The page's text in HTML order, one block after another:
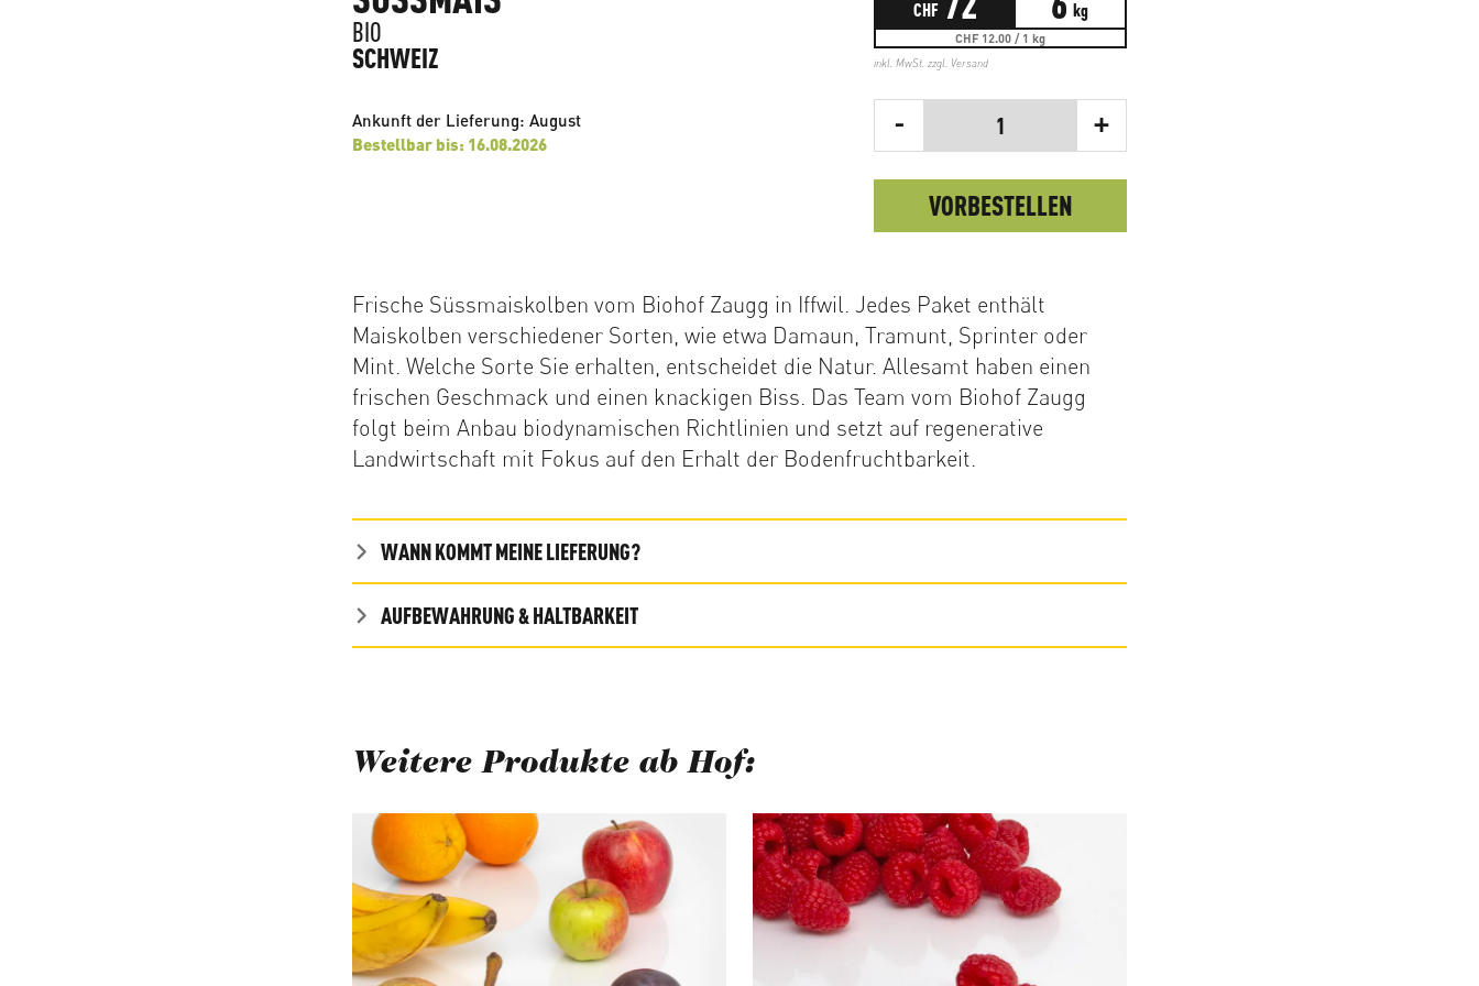
BIO
SCHWEIZ
Ankunft der Lieferung: August
Bestellbar bis: 16.08.2026
CHF kg
CHF 12.00 / 1 kg
inkl. MwSt. zzgl. Versand
- 1 +
VORBESTELLEN
Frische Süssmaiskolben vom Biohof Zaugg in Iffwil. Jedes Paket enthält
Maiskolben verschiedener Sorten, wie etwa Damaun, Tramunt, Sprinter oder
Mint. Welche Sorte Sie erhalten, entscheidet die Natur. Allesamt haben einen
frischen Geschmack und einen knackigen Biss. Das Team vom Biohof Zaugg
folgt beim Anbau biodynamischen Richtlinien und setzt auf regenerative
Landwirtschaft mit Fokus auf den Erhalt der Bodenfruchtbarkeit.
WANN KOMMT MEINE LIEFERUNG?
AUFBEWAHRUNG & HALTBARKEIT
Weitere Produkte ab Hof:
Produktgalerie überspringen